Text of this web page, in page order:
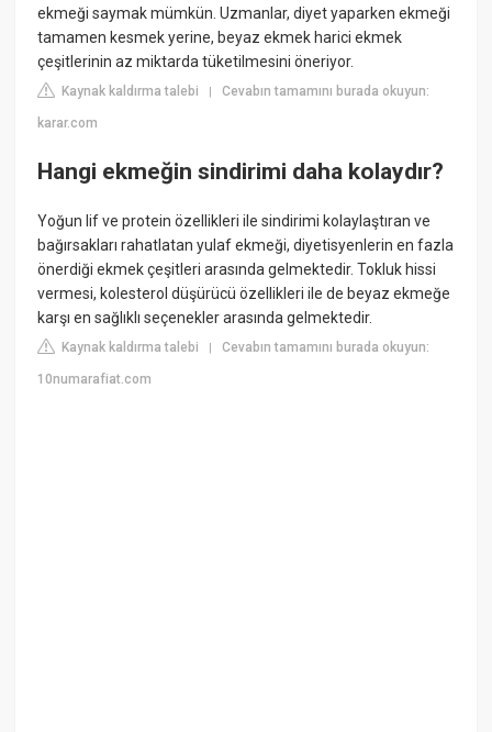
ekmeği saymak mümkün. Uzmanlar, diyet yaparken ekmeği
tamamen kesmek yerine, beyaz ekmek harici ekmek
çeşitlerinin az miktarda tüketilmesini öneriyor.
Kaynak kaldırma talebi |Cevabın tamamını burada okuyun:
karar.com
Hangi ekmeğin sindirimi daha kolaydır?
Yoğun lif ve protein özellikleri ile sindirimi kolaylaştıran ve
bağırsakları rahatlatan yulaf ekmeği, diyetisyenlerin en fazla
önerdiği ekmek çeşitleri arasında gelmektedir. Tokluk hissi
vermesi, kolesterol düşürücü özellikleri ile de beyaz ekmeğe
karşı en sağlıklı seçenekler arasında gelmektedir.
Kaynak kaldırma talebi |Cevabın tamamını burada okuyun:
10numarafiat.com